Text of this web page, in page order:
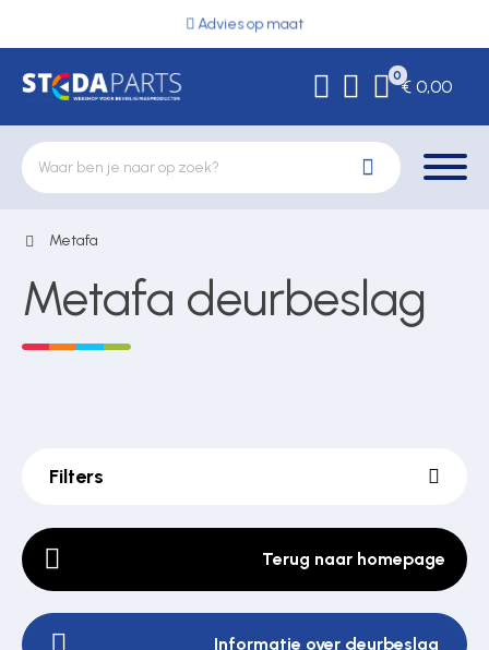
Advies op maat
0
€ 0,00
Deurbeslag
Kluizen
Poortonderdelen
Metafa
Metafa deurbeslag
Filters
Terug naar homepage
Informatie over deurbeslag